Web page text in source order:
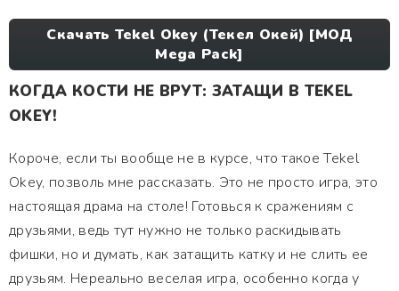
Скачать Tekel Okey (Текел Окей) [МОД
Mega Pack]
КОГДА КОСТИ НЕ ВРУТ: ЗАТАЩИ В TEKEL
OKEY!
Короче, если ты вообще не в курсе, что такое Tekel
Okey, позволь мне рассказать. Это не просто игра, это
настоящая драма на столе! Готовься к сражениям с
друзьями, ведь тут нужно не только раскидывать
фишки, но и думать, как затащить катку и не слить ее
друзьям. Нереально веселая игра, особенно когда у